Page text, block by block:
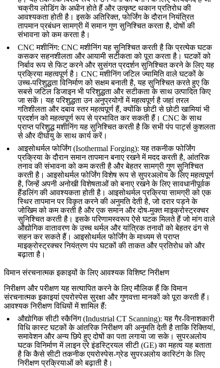
चक्रीय लोडिंग के अधीन होते हैं और उत्कृष्ट थकान प्रतिरोध की
आवश्यकता होती है। इसके अतिरिक्त, फोर्जिंग के दौराननियंत्रित
तापमान प्रबंधनसामग्री में समान गुण सुनिश्चित करता है, दोषों की
संभावना को कम करता है।
CNC मशीनिंग: CNC मशीनिंग यह सुनिश्चित करती है कि प्रत्येक घटक
कसकर सहनशीलता और आयामी सटीकता को पूरा करता है। घटकों को
निर्बाव रूप से फिट करने और सुसंगत प्रदर्शन सुनिश्चित करने के लिए यह
प्रक्रिया महत्वपूर्ण है। CNC मशीनिंग जटिल ज्यामिति वाले घटकों के
उच्च-परिशुद्धता विनिर्माण को सक्षम बनाती है, यह सुनिश्चित करते हुए कि
सबसे जटिल डिजाइन भी परिशुद्धता और सटीकता के साथ उत्पादित किए
जा सकें। यह परिशुद्धता उन अनुप्रयोगों में महत्वपूर्ण है जहां तरल
गतिशीलता और दबाव स्तर महत्वपूर्ण हैं, क्योंकि छोटी से छोटी खामियां भी
प्रदर्शन को महत्वपूर्ण रूप से प्रभावित कर सकती हैं। CNC के साथ
प्राप्त परिशुद्ध मशीनिंग यह सुनिश्चित करती है कि सभी पंप पार्ट्स कुशलता
से और दीर्घायु के साथ कार्य करें।
आइसोथर्मल फोर्जिंग (Isothermal Forging): यह तकनीक फोर्जिंग
प्रक्रिया के दौरान समान तापमान बनाए रखने में मदद करती है, आंतरिक
तनाव की संभावना को कम करती है और बेहतर सामग्री गुण सुनिश्चित
करती है। आइसोथर्मल फोर्जिंग विशेष रूप से सुपरअलोय के लिए महत्वपूर्ण
है, जिन्हें अपनी अनोखी विशेषताओं को बनाए रखने के लिए सावधानीपूर्वक
हैंडलिंग की आवश्यकता होती है। आइसोथर्मल प्रक्रिया सामग्री को एक
स्थिर तापमान पर विकृत करने की अनुमति देती है, जो दरार पड़ने के
जोखिम को कम करती है और एक समान और दोष-मुक्त माइक्रोस्ट्रक्चर
सुनिश्चित करती है। इसके परिणामस्वरूप ऐसे घटक मिलते हैं जो मांग वाले
औद्योगिक वातावरण के उच्च थर्मल और यांत्रिक तनावों को बेहतर ढंग से
सहन कर सकते हैं। आइसोथर्मल फोर्जिंग के माध्यम से प्राप्त
माइक्रोस्ट्रक्चर नियंत्रणपंप घटकों की ताकत और प्रतिरोध को और
बढ़ाता है।
विमान संरचनात्मक इकाइयों के लिए आवश्यक विशिष्ट निरीक्षण
निरीक्षण और परीक्षण यह सत्यापित करने के लिए मौलिक हैं कि विमान
संरचनात्मक इकाइयां एयरोस्पेस सुरक्षा और गुणवत्ता मानकों को पूरा करती हैं।
आवश्यक निरीक्षण विधियों में शामिल हैं:
औद्योगिक सीटी स्कैनिंग (Industrial CT Scanning): यह गैर-विनाशकारी
विधि कास्ट घटकों के आंतरिक निरीक्षण की अनुमति देती है ताकि रिक्तियां,
समावेशन और अन्य छिपे हुए दोषों का पता लगाया जा सके।सुपरअलोय
घटक विनिर्माण में लाइन एरे इंडस्ट्रियल सीटी (GE) का महत्वयह बताता
है कि कैसे सीटी तकनीक एयरोस्पेस-ग्रेड सुपरअलोय कास्टिंग के लिए
निरीक्षण प्रक्रियाओं को बढ़ाती है।